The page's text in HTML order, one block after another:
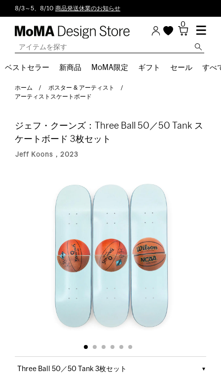
8/3～5、8/10 商品発送休業のお知らせ
0
ベストセラー 新商品 MoMA限定 ギフト セール すべ
ホーム
ポスター & アーティスト
アーティストスケートボード
ジェフ・クーンズ：Three Ball 50／50 Tank ス
ケートボード 3枚セット
Jeff Koons，2023
Three Ball 50／50 Tank 3枚セット